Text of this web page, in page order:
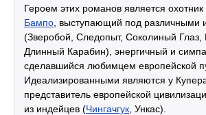
Героем этих романов является охотник
Бампо , выступающий под различными
(Зверобой, Следопыт, Соколиный Глаз,
Длинный Карабин), энергичный и
сделавшийся любимцем европейской
Идеализированными являются у
представитель европейской
из индейцев (Чингачгук , Ункас).